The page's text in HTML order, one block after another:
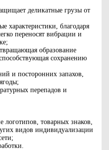
деликатные грузы от
характеристики, благодаря
переносят вибрации и
образование
сохранению
и посторонних запахов,
перепадов и
логотипов, товарных знаков,
видов индивидуализации